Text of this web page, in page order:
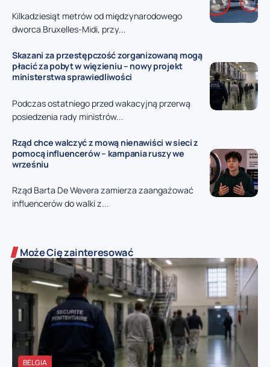
Kilkadziesiąt metrów od międzynarodowego
dworca Bruxelles-Midi, przy...
Skazani za przestępczość zorganizowaną mogą
płacić za pobyt w więzieniu – nowy projekt
ministerstwa sprawiedliwości
Podczas ostatniego przed wakacyjną przerwą
posiedzenia rady ministrów...
Rząd chce walczyć z mową nienawiści w sieci z
pomocą influencerów – kampania ruszy we
wrześniu
Rząd Barta De Wevera zamierza zaangażować
influencerów do walki z...
Może Cię zainteresować
BELGIA